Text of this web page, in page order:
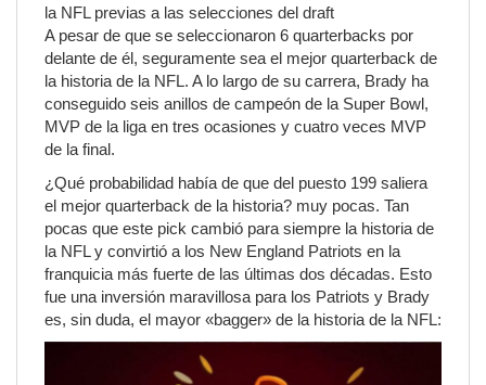
la NFL previas a las selecciones del draft
A pesar de que se seleccionaron 6 quarterbacks por
delante de él, seguramente sea el mejor quarterback de
la historia de la NFL. A lo largo de su carrera, Brady ha
conseguido seis anillos de campeón de la Super Bowl,
MVP de la liga en tres ocasiones y cuatro veces MVP
de la final.
¿Qué probabilidad había de que del puesto 199 saliera
el mejor quarterback de la historia? muy pocas. Tan
pocas que este pick cambió para siempre la historia de
la NFL y convirtió a los New England Patriots en la
franquicia más fuerte de las últimas dos décadas. Esto
fue una inversión maravillosa para los Patriots y Brady
es, sin duda, el mayor «bagger» de la historia de la NFL: